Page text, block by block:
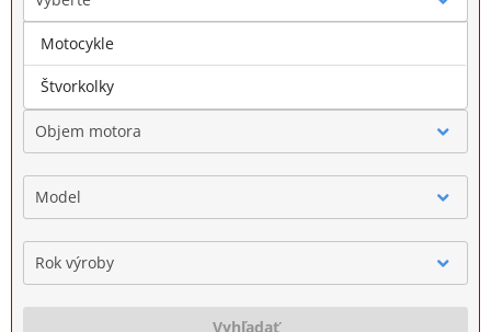
Značka
Objem motora
Model
Rok výroby
Vyhľadať
Motocykle
Štvorkolky